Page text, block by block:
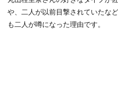
や、二人が以前目撃されていたな
も二人が噂になった理由です。